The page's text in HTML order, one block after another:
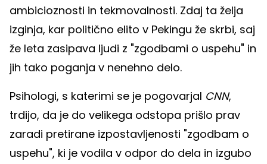
ambicioznosti in tekmovalnosti. Zdaj ta želja
izginja, kar politično elito v Pekingu že skrbi, saj
že leta zasipava ljudi z "zgodbami o uspehu" in
jih tako poganja v nenehno delo.
Psihologi, s katerimi se je pogovarjal CNN,
trdijo, da je do velikega odstopa prišlo prav
zaradi pretirane izpostavljenosti "zgodbam o
uspehu", ki je vodila v odpor do dela in izgubo